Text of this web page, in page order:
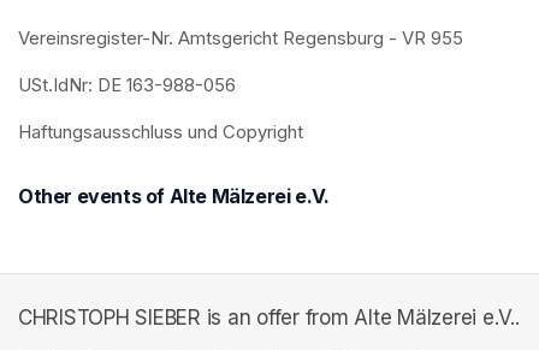
Vereinsregister-Nr. Amtsgericht Regensburg - VR 955
USt.IdNr: DE 163-988-056
Haftungsausschluss und Copyright
Other events of Alte Mälzerei e.V.
CHRISTOPH SIEBER is an offer from Alte Mälzerei e.V..